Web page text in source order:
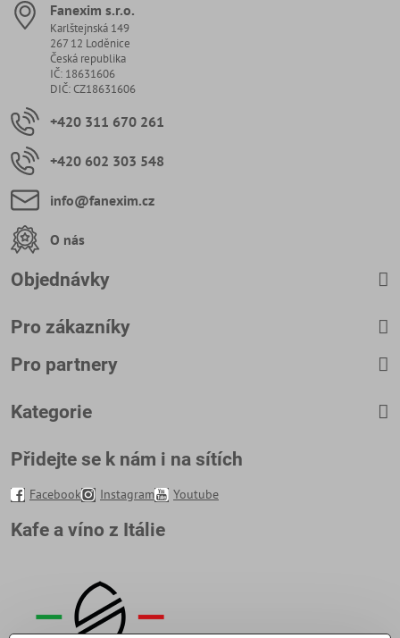
Fanexim s​.r​.o​.
Karlštejnská 149
267 12 Loděnice
Česká republika
IČ: 18631606
DIČ: CZ18631606
+420 311 670 261
+420 602 303 548
info​@fanexim​.cz
O nás
Objednávky
Pro zákazníky
Pro partnery
Kategorie
Přidejte se k nám i na sítích
Facebook Instagram Youtube
Kafe a víno z Itálie